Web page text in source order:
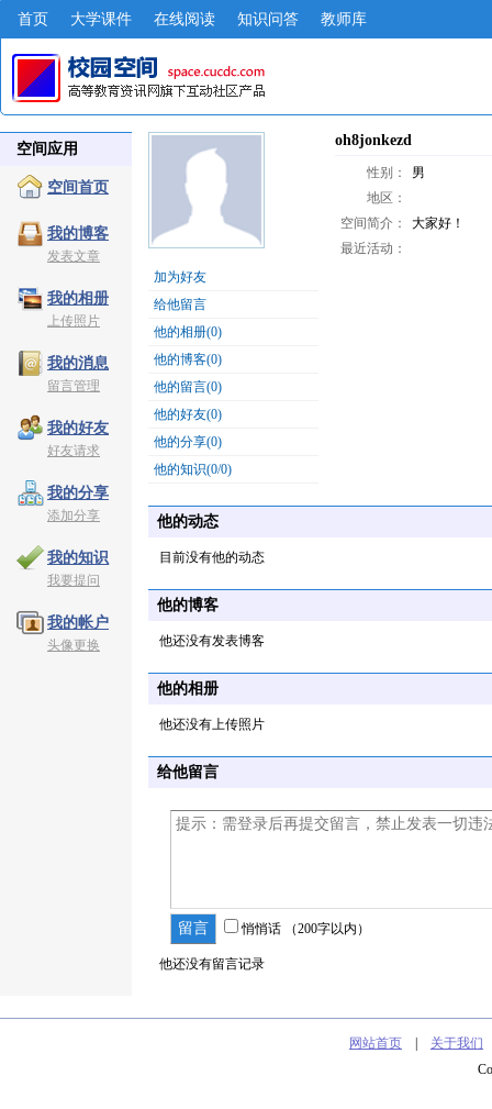
首页 大学课件 在线阅读 知识问答 教师库
空间应用
空间首页
我的博客
发表文章
我的相册
上传照片
我的消息
留言管理
我的好友
好友请求
我的分享
添加分享
我的知识
我要提问
我的帐户
头像更换
加为好友
给他留言
他的相册(0)
他的博客(0)
他的留言(0)
他的好友(0)
他的分享(0)
他的知识(0/0)
oh8jonkezd
性别：
男
地区：
空间简介：
大家好！
最近活动：
他的动态
目前没有他的动态
他的博客
他还没有发表博客
他的相册
他还没有上传照片
给他留言
悄悄话 （200字以内）
他还没有留言记录
网站首页 关于我们